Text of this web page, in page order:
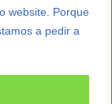
website. Porque
a pedir a